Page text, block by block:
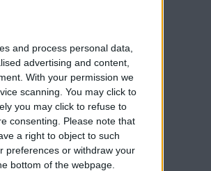
and process personal data,
advertising and content,
With your permission we
scanning. You may click to
you may click to refuse to
consenting.
Please note that
a right to object to such
preferences or withdraw your
bottom of the webpage.